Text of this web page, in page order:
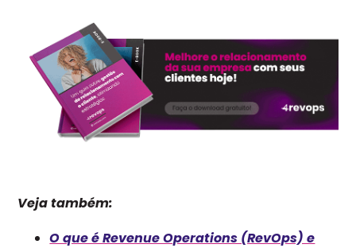
Veja também:
O que é Revenue Operations (RevOps) e